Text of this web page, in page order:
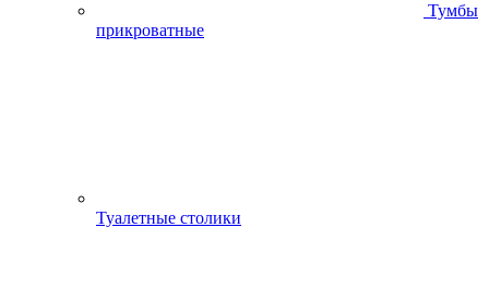
Тумбы
прикроватные
Туалетные столики